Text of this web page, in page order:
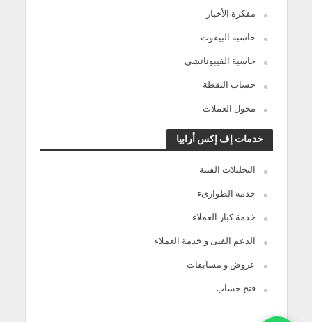
مفكرة الأخبار
حاسبة البيفوت
حاسبة الفيبوناتشي
حساب النقطة
محول العملات
خدمات إف إكس أرابيا
التحليلات الفنية
خدمة الطوارىء
خدمة كبار العملاء
الدعم الفنى و خدمة العملاء
عروض و مسابقات
فتح حساب